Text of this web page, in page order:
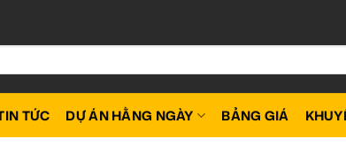
TỨC DỰ ÁN HẰNG NGÀY BẢNG GIÁ